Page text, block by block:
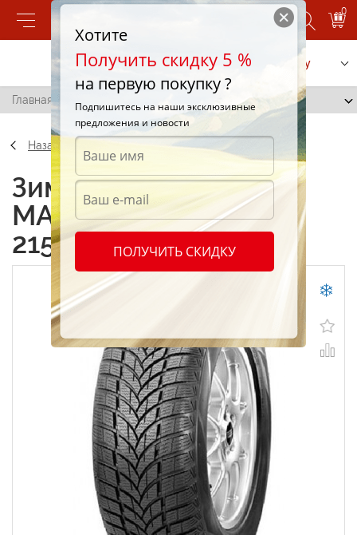
0
Позвонить Заказать услугу
Главная / Maxxis MA-SW Victra Snow 215/65 R16 98H
Назад
Зимние шины Maxxis
MA-SW Victra Snow
215/65 R16 98H
Хотите
Получить скидку 5 %
на первую покупку ?
Подпишитесь на наши эксклюзивные
предложения и новости
ПОЛУЧИТЬ СКИДКУ